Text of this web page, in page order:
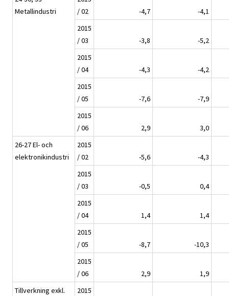
Metallindustri
/ 02
-4,7
-4,1
2015
/ 03
-3,8
-5,2
2015
/ 04
-4,3
-4,2
2015
/ 05
-7,6
-7,9
2015
/ 06
2,9
3,0
26-27 El- och
elektronikindustri
2015
/ 02
-5,6
-4,3
2015
/ 03
-0,5
0,4
2015
/ 04
1,4
1,4
2015
/ 05
-8,7
-10,3
2015
/ 06
2,9
1,9
Tillverkning exkl.
2015